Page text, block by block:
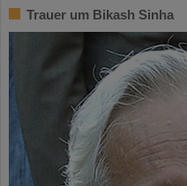
Trauer um Bikash Sinha